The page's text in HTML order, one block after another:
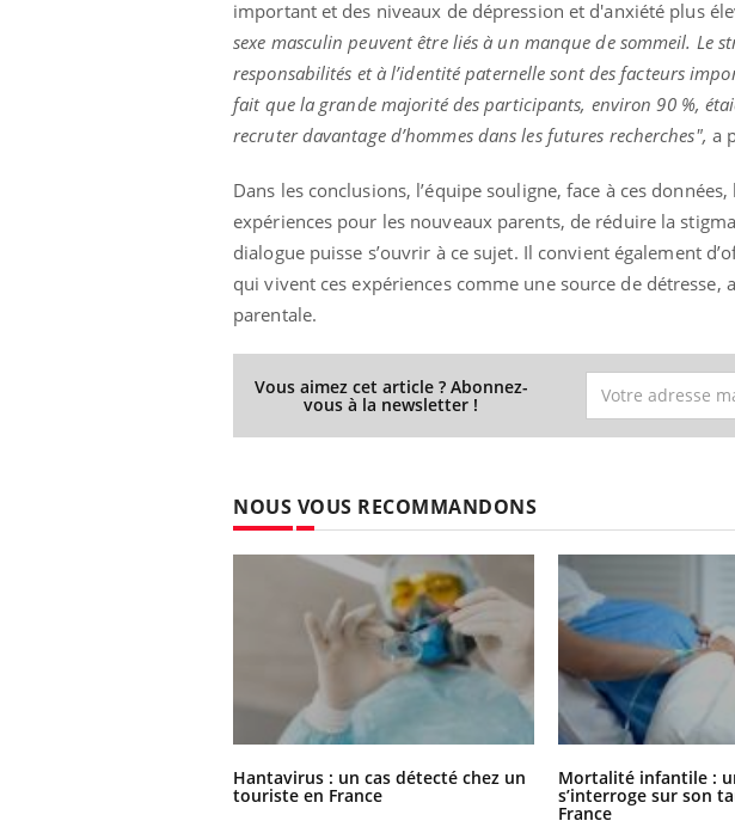
important et des niveaux de dépression et d'anxiété plus
sexe masculin peuvent être liés à un manque de sommeil. Le
responsabilités et à l’identité paternelle sont des facteurs
fait que la grande majorité des participants, environ 90 %,
recruter davantage d’hommes dans les futures recherches", a
Dans les conclusions, l’équipe souligne, face à ces
expériences pour les nouveaux parents, de réduire la
dialogue puisse s’ouvrir à ce sujet. Il convient également
qui vivent ces expériences comme une source de
parentale.
Vous aimez cet article ? Abonnez-
vous à la newsletter !
NOUS VOUS RECOMMANDONS
Hantavirus : un cas détecté chez un
touriste en France
Mortalité infantile :
s’interroge sur son
France